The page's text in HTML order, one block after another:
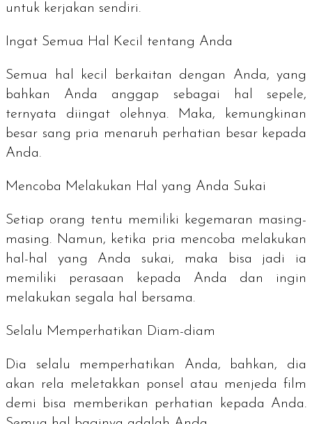
untuk kerjakan sendiri.
Ingat Semua Hal Kecil tentang Anda
Semua hal kecil berkaitan dengan Anda, yang
bahkan Anda anggap sebagai hal sepele,
ternyata diingat olehnya. Maka, kemungkinan
besar sang pria menaruh perhatian besar kepada
Anda.
Mencoba Melakukan Hal yang Anda Sukai
Setiap orang tentu memiliki kegemaran masing-
masing. Namun, ketika pria mencoba melakukan
hal-hal yang Anda sukai, maka bisa jadi ia
memiliki perasaan kepada Anda dan ingin
melakukan segala hal bersama.
Selalu Memperhatikan Diam-diam
Dia selalu memperhatikan Anda, bahkan, dia
akan rela meletakkan ponsel atau menjeda film
demi bisa memberikan perhatian kepada Anda.